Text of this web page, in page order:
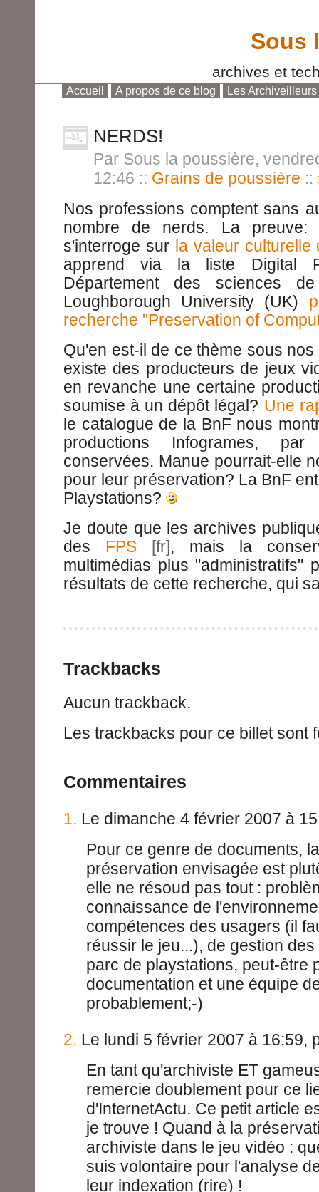
Sous
archives et
Accueil A propos de ce blog
Les Archiveilleurs
NERDS!
Par Sous la poussière,
12:46 :: Grains de poussière ::
Nos professions comptent sans
nombre de nerds. La preuve:
s'interroge sur la valeur
apprend via la liste Digital
Département des sciences
Loughborough University (UK)
recherche "Preservation of
Qu'en est-il de ce thème sous
existe des producteurs de jeux
en revanche une certaine
soumise à un dépôt légal? Une
le catalogue de la BnF nous
productions Infogrames,
conservées. Manue pourrait-elle
pour leur préservation? La BnF
Playstations?
Je doute que les archives
des FPS
, mais la
multimédias plus "administratifs"
résultats de cette recherche, qui
Trackbacks
Aucun trackback.
Les trackbacks pour ce billet sont
Commentaires
1. Le dimanche 4 février 2007 à
Pour ce genre de documents,
préservation envisagée est
elle ne résoud pas tout :
connaissance de
compétences des usagers (il
réussir le jeu...), de gestion
parc de playstations, peut-être
documentation et une équipe
probablement;-)
2. Le lundi 5 février 2007 à 16:59,
En tant qu'archiviste ET
remercie doublement pour ce
d'InternetActu. Ce petit article
je trouve ! Quand à la
archiviste dans le jeu vidéo :
suis volontaire pour l'analyse
leur indexation (rire) !